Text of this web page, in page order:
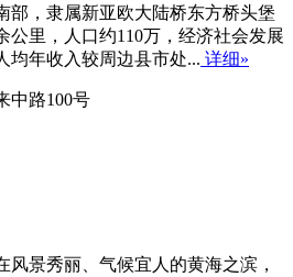
部，隶属新亚欧大陆桥东方桥头堡
公里，人口约110万，经济社会发展
均年收入较周边县市处... 详细»
中路100号
风景秀丽、气候宜人的黄海之滨，